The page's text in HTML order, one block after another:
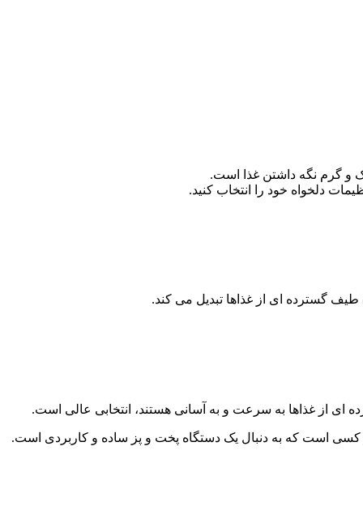
کسی است که به دنبال یک دستگاه پخت و پز ساده و کاربردی است.